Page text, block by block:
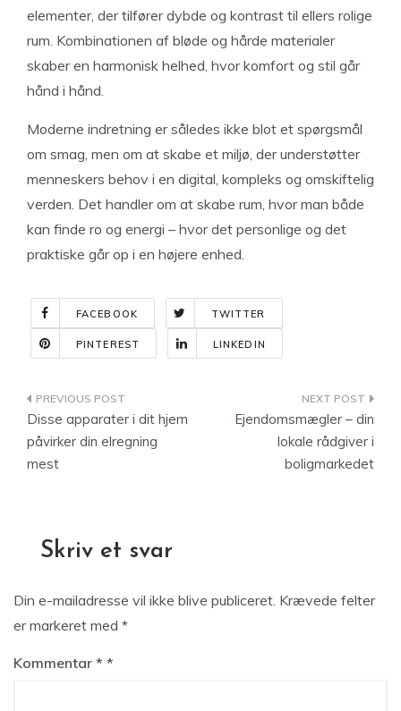
elementer, der tilfører dybde og kontrast til ellers rolige
rum. Kombinationen af bløde og hårde materialer
skaber en harmonisk helhed, hvor komfort og stil går
hånd i hånd.
Moderne indretning er således ikke blot et spørgsmål
om smag, men om at skabe et miljø, der understøtter
menneskers behov i en digital, kompleks og omskiftelig
verden. Det handler om at skabe rum, hvor man både
kan finde ro og energi – hvor det personlige og det
praktiske går op i en højere enhed.
FACEBOOK TWITTER
PINTEREST LINKEDIN
Indlægsnavigation
Disse apparater i dit hjem
påvirker din elregning
mest
Ejendomsmægler – din
lokale rådgiver i
boligmarkedet
Skriv et svar
Din e-mailadresse vil ikke blive publiceret. Krævede felter
er markeret med *
Kommentar *